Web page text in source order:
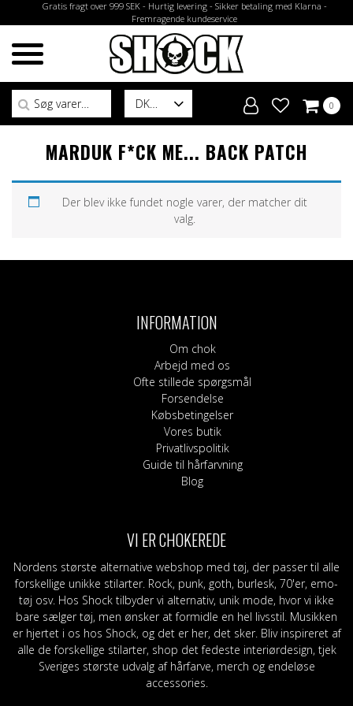
Gratis fragt over 999 SEK - Hurtig levering - Sikker betaling med Klarna -
Fremragende kundeservice
DK
Søg efter:
0
MARDUK F*CK ME... BACK PATCH
Der blev ikke fundet nogle varer, der matcher dit
valg.
INFORMATION
Om chok
Arbejd med os
Ofte stillede spørgsmål
Forsendelse
Købsbetingelser
Vores butik
Privatlivspolitik
Guide til hårfarvning
Blog
VI ER CHOKEREDE
Nordens største alternative webshop med tøj, der passer til alle
forskellige unikke stilarter. Rock, punk, goth, burlesk, 70'er, emo-
tøj osv. Hos Shock tilbyder vi alternativ, unik mode, hvor vi ikke
bare sælger tøj, men ønsker at formidle en hel livsstil. Musikken
er hjertet i os hos Shock, og det er her, det sker. Bliv inspireret af
alle de forskellige stilarter, shop det fedeste interiørdesign, tjek
Sveriges største udvalg af hårfarve, merch og endeløse
accessories.